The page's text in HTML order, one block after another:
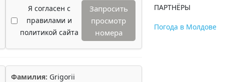
Я согласен с
правилами и
политикой сайта
Запросить
просмотр
номера
Фамилия: Grigorii
ПАРТНЁРЫ
Погода в Молдове